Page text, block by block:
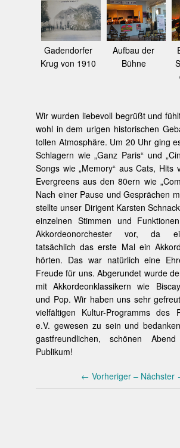
Gadendorfer
Krug von 1910
Aufbau der
Bühne
Wir wurden liebevoll begrüßt und
wohl in dem urigen historischen
tollen Atmosphäre. Um 20 Uhr ging
Schlagern wie „Ganz Paris“ und
Songs wie „Memory“ aus Cats, Hits
Evergreens aus den 80ern wie
Nach einer Pause und Gesprächen
stellte unser Dirigent Karsten
einzelnen Stimmen und
Akkordeonorchester vor, da
tatsächlich das erste Mal ein
hörten. Das war natürlich eine
Freude für uns. Abgerundet wurde
mit Akkordeonklassikern wie
und Pop. Wir haben uns sehr
vielfältigen Kultur-Programms des
e.V. gewesen zu sein und
gastfreundlichen, schönen
Publikum!
← Vorheriger – Nächster